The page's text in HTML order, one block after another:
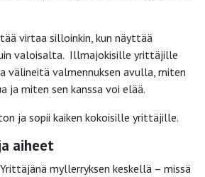
virtaa silloinkin, kun näyttää
valoisalta. Illmajokisille yrittäjille
valmennuksen avulla, miten
ja miten sen kanssa voi elää.
ja sopii kaiken kokoisille yrittäjille.
aiheet
myllerryksen keskellä – missä